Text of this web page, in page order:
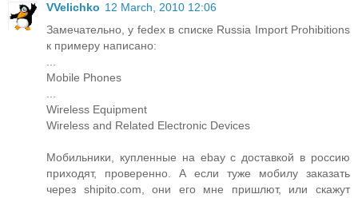
VVelichko 12 March, 2010 12:06
Замечательно, у fedex в списке Russia Import Prohibitions
к примеру написано:
Mobile Phones
Wireless Equipment
Wireless and Related Electronic Devices
Мобильники, купленные на ebay с доставкой в россию
приходят, проверенно. А если туже мобилу заказать
через shipito.com, они его мне пришлют, или скажут